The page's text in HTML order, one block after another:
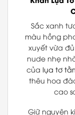
Sắc xanh
màu hồng
xuyết vừa
nude nhẹ
của lụa tơ
thêu hoa
cao
Giữ nguyên